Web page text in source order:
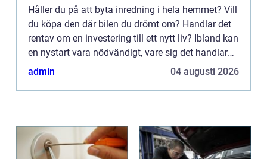
Håller du på att byta inredning i hela hemmet? Vill
du köpa den där bilen du drömt om? Handlar det
rentav om en investering till ett nytt liv? Ibland kan
en nystart vara nödvändigt, vare sig det handlar
om hemmet,...
admin 04 augusti 2026